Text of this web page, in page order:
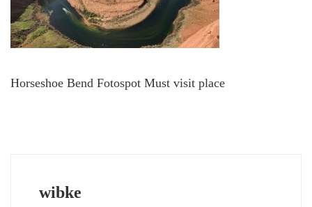
Horseshoe Bend Fotospot Must visit place
wibke